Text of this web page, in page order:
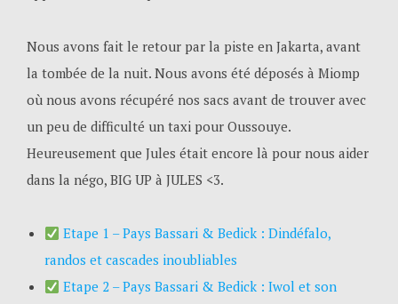
Nous avons fait le retour par la piste en Jakarta, avant
la tombée de la nuit. Nous avons été déposés à Miomp
où nous avons récupéré nos sacs avant de trouver avec
un peu de difficulté un taxi pour Oussouye.
Heureusement que Jules était encore là pour nous aider
dans la négo, BIG UP à JULES <3.
Etape 1 – Pays Bassari & Bedick : Dindéfalo,
randos et cascades inoubliables
Etape 2 – Pays Bassari & Bedick : Iwol et son